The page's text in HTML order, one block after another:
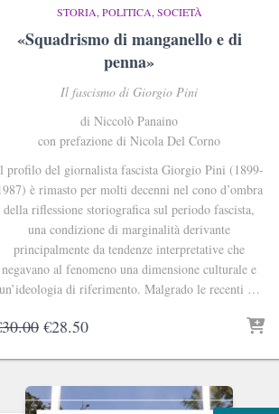
STORIA, POLITICA, SOCIETÀ
«Squadrismo di manganello e di
penna»
Il fascismo di Giorgio Pini
di Niccolò Panaino
con prefazione di Nicola Del Corno
profilo del giornalista fascista Giorgio Pini (1899-
è rimasto per molti decenni nel cono d’ombra
della riflessione storiografica sul periodo fascista,
una condizione di marginalità derivante
principalmente da tendenze interpretative che
negavano al fenomeno una dimensione culturale e
un’ideologia di riferimento. Malgrado le recenti …
30.00 Il
originale
era:
€30.00.
€28.50Il
attuale
è:
€28.50.